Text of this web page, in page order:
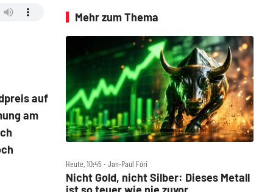
auf
am
Mehr zum Thema
Heute, 10:45 ‧ Jan-Paul Fóri
Nicht Gold, nicht Silber: Dieses Metall
ist so teuer wie nie zuvor